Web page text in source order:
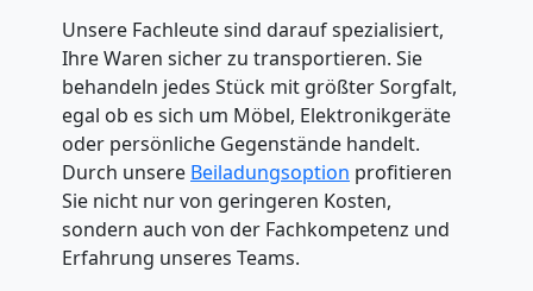
Unsere Fachleute sind darauf spezialisiert,
Ihre Waren sicher zu transportieren. Sie
behandeln jedes Stück mit größter Sorgfalt,
egal ob es sich um Möbel, Elektronikgeräte
oder persönliche Gegenstände handelt.
Durch unsere Beiladungsoption profitieren
Sie nicht nur von geringeren Kosten,
sondern auch von der Fachkompetenz und
Erfahrung unseres Teams.